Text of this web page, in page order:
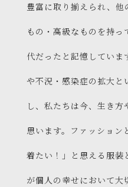
豊富に取り揃えられ、
もの・高級なものを持
代だったと記憶していま
や不況・感染症の拡大と
し、私たちは今、生き方
思います。ファッション
着たい！」と思える服装
が個人の幸せにおいて大